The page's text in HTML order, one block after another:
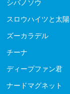
シバノソウ
スロウハイツと太陽
ズーカラデル
チーナ
ディープファン君
ナードマグネット